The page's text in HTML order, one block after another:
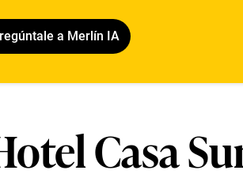
a Merlín IA
Casa